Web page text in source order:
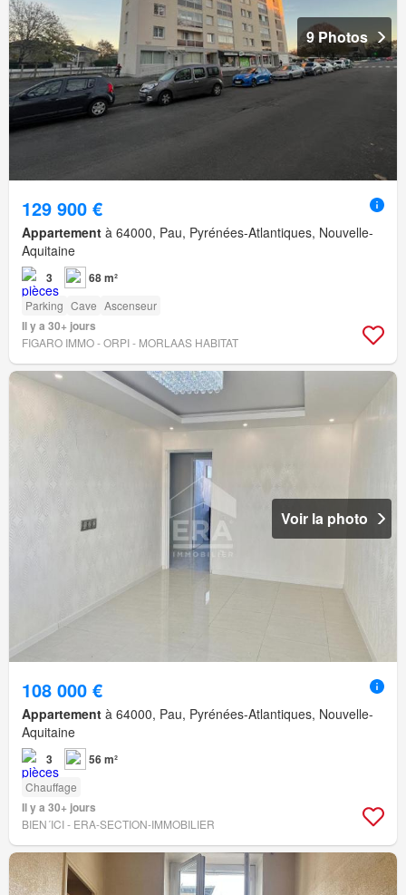
9 Photos
129 900 €
Appartement à 64000, Pau, Pyrénées-Atlantiques, Nouvelle-
Aquitaine
3 68 m²
Parking Cave Ascenseur
Il y a 30+ jours
FIGARO IMMO - ORPI - MORLAAS HABITAT
Voir la photo
108 000 €
Appartement à 64000, Pau, Pyrénées-Atlantiques, Nouvelle-
Aquitaine
3 56 m²
Chauffage
Il y a 30+ jours
BIEN´ICI - ERA-SECTION-IMMOBILIER